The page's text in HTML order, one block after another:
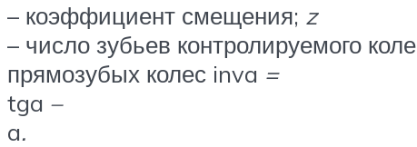
– коэффициент смещения; z
– число зубьев контролируемого
прямозубых колес inva =
tga –
a.